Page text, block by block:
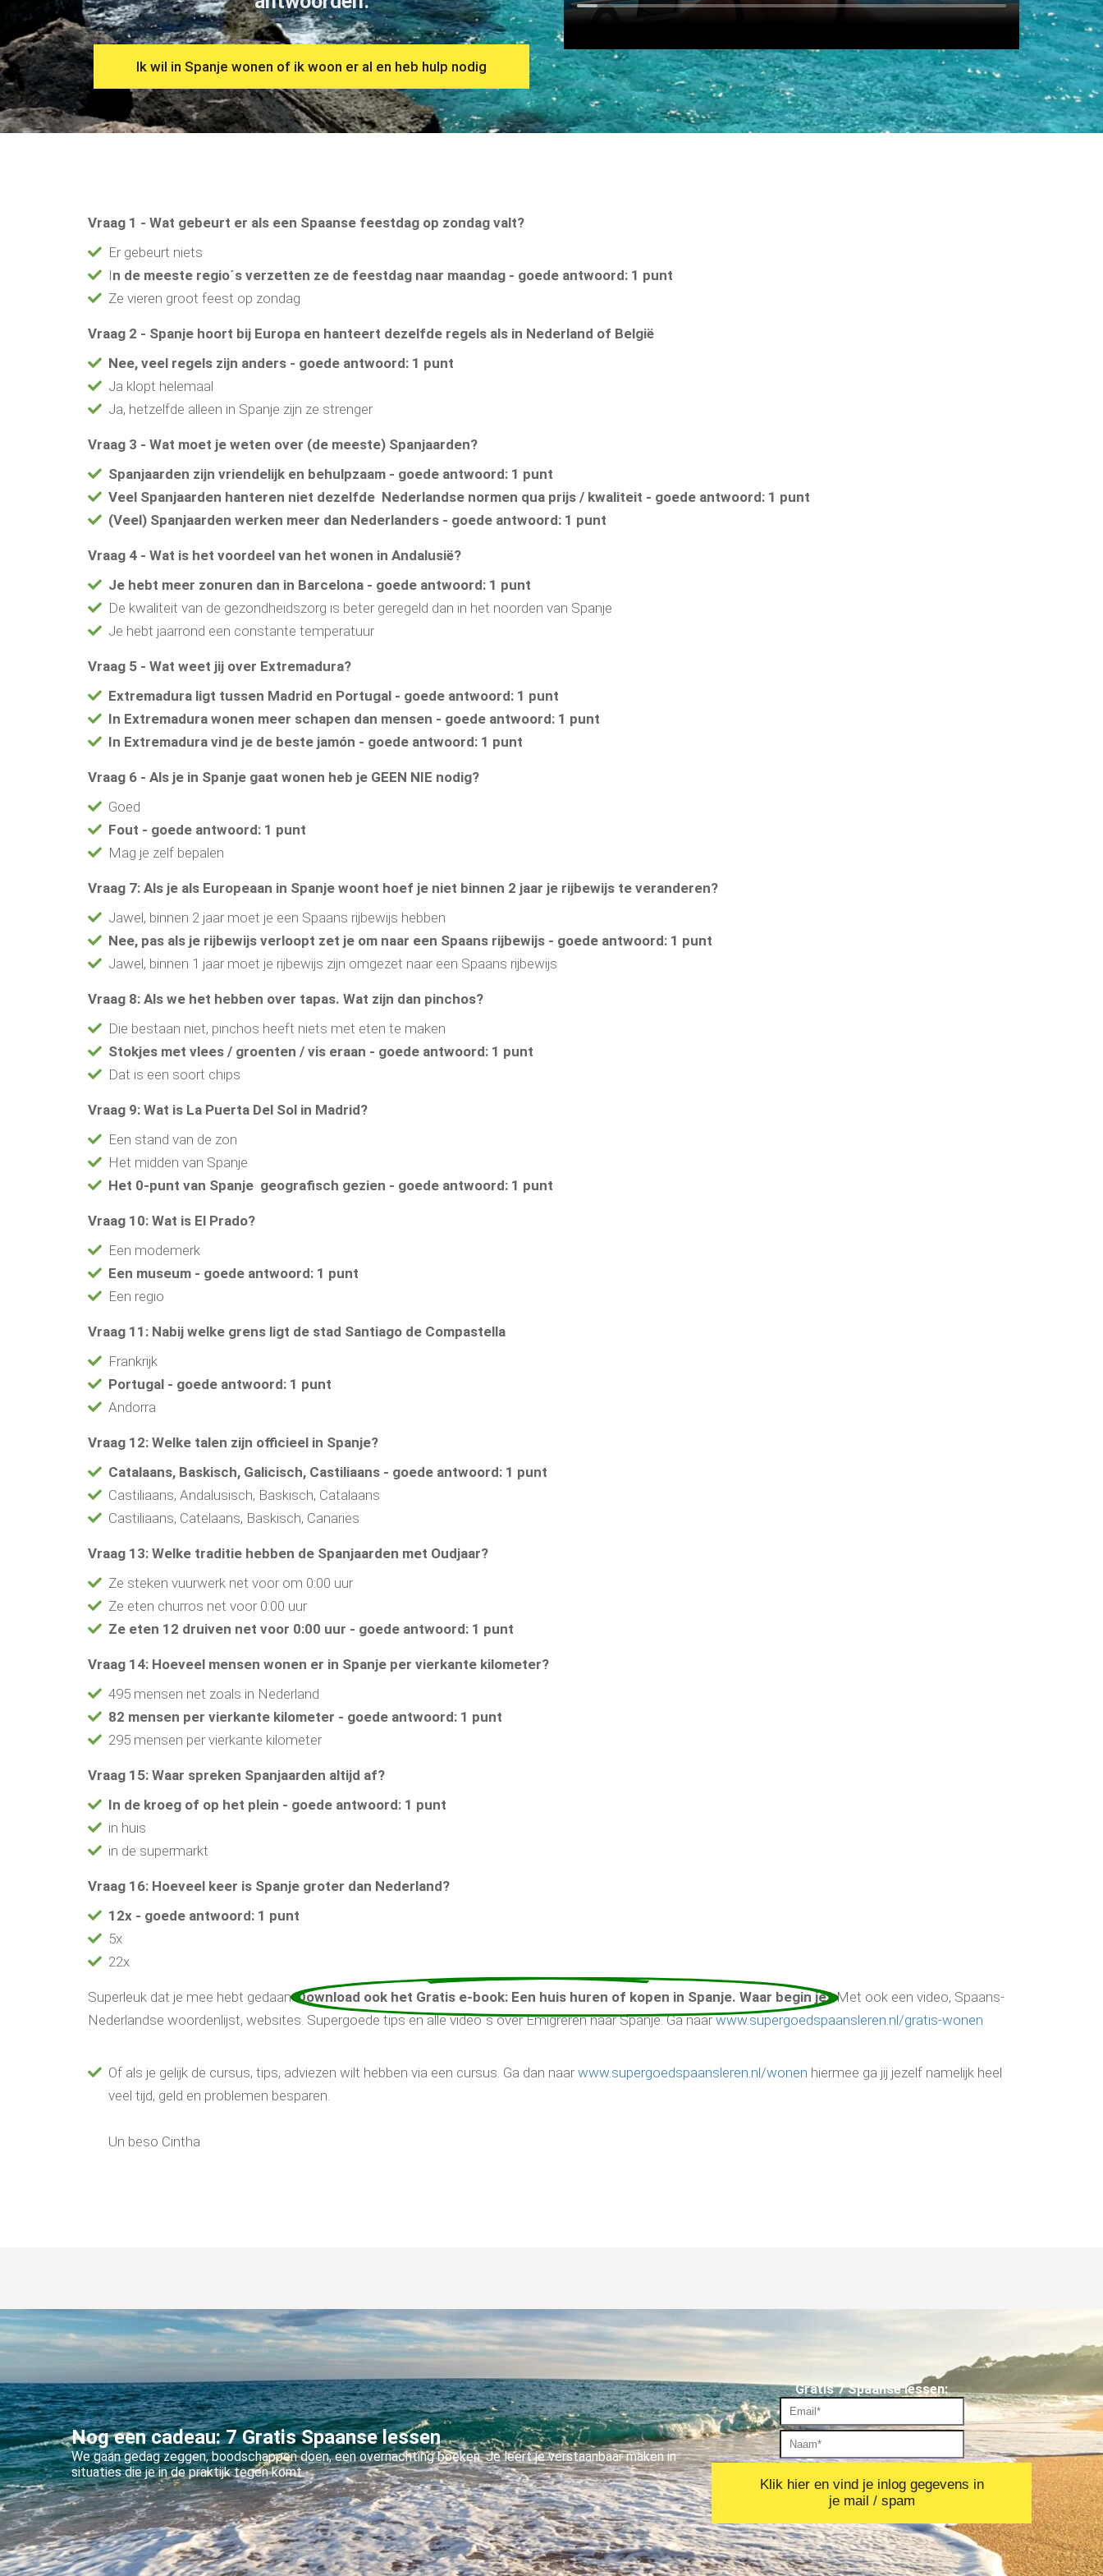
Ik wil in Spanje wonen of ik woon er al en heb hulp nodig
Vraag 1 - Wat gebeurt er als een Spaanse feestdag op zondag valt?
Er gebeurt niets
In de meeste regio´s verzetten ze de feestdag naar maandag - goede antwoord: 1 punt
Ze vieren groot feest op zondag
Vraag 2 - Spanje hoort bij Europa en hanteert dezelfde regels als in Nederland of België
Nee, veel regels zijn anders - goede antwoord: 1 punt
Ja klopt helemaal
Ja, hetzelfde alleen in Spanje zijn ze strenger
Vraag 3 - Wat moet je weten over (de meeste) Spanjaarden?
Spanjaarden zijn vriendelijk en behulpzaam - goede antwoord: 1 punt
Veel Spanjaarden hanteren niet dezelfde Nederlandse normen qua prijs / kwaliteit - goede antwoord: 1 punt
(Veel) Spanjaarden werken meer dan Nederlanders - goede antwoord: 1 punt
Vraag 4 - Wat is het voordeel van het wonen in Andalusië?
Je hebt meer zonuren dan in Barcelona - goede antwoord: 1 punt
De kwaliteit van de gezondheidszorg is beter geregeld dan in het noorden van Spanje
Je hebt jaarrond een constante temperatuur
Vraag 5 - Wat weet jij over Extremadura?
Extremadura ligt tussen Madrid en Portugal - goede antwoord: 1 punt
In Extremadura wonen meer schapen dan mensen - goede antwoord: 1 punt
In Extremadura vind je de beste jamón - goede antwoord: 1 punt
Vraag 6 - Als je in Spanje gaat wonen heb je GEEN NIE nodig?
Goed
Fout - goede antwoord: 1 punt
Mag je zelf bepalen
Vraag 7: Als je als Europeaan in Spanje woont hoef je niet binnen 2 jaar je rijbewijs te veranderen?
Jawel, binnen 2 jaar moet je een Spaans rijbewijs hebben
Nee, pas als je rijbewijs verloopt zet je om naar een Spaans rijbewijs - goede antwoord: 1 punt
Jawel, binnen 1 jaar moet je rijbewijs zijn omgezet naar een Spaans rijbewijs
Vraag 8: Als we het hebben over tapas. Wat zijn dan pinchos?
Die bestaan niet, pinchos heeft niets met eten te maken
Stokjes met vlees / groenten / vis eraan - goede antwoord: 1 punt
Dat is een soort chips
Vraag 9: Wat is La Puerta Del Sol in Madrid?
Een stand van de zon
Het midden van Spanje
Het 0-punt van Spanje geografisch gezien - goede antwoord: 1 punt
Vraag 10: Wat is El Prado?
Een modemerk
Een museum - goede antwoord: 1 punt
Een regio
Vraag 11: Nabij welke grens ligt de stad Santiago de Compastella
Frankrijk
Portugal - goede antwoord: 1 punt
Andorra
Vraag 12: Welke talen zijn officieel in Spanje?
Catalaans, Baskisch, Galicisch, Castiliaans - goede antwoord: 1 punt
Castiliaans, Andalusisch, Baskisch, Catalaans
Castiliaans, Catelaans, Baskisch, Canaries
Vraag 13: Welke traditie hebben de Spanjaarden met Oudjaar?
Ze steken vuurwerk net voor om 0:00 uur
Ze eten churros net voor 0:00 uur
Ze eten 12 druiven net voor 0:00 uur - goede antwoord: 1 punt
Vraag 14: Hoeveel mensen wonen er in Spanje per vierkante kilometer?
495 mensen net zoals in Nederland
82 mensen per vierkante kilometer - goede antwoord: 1 punt
295 mensen per vierkante kilometer
Vraag 15: Waar spreken Spanjaarden altijd af?
In de kroeg of op het plein - goede antwoord: 1 punt
in huis
in de supermarkt
Vraag 16: Hoeveel keer is Spanje groter dan Nederland?
12x - goede antwoord: 1 punt
5x
22x
Superleuk dat je mee hebt gedaan.Download ook het Gratis e-book: Een huis huren of kopen in Spanje. Waar begin je?Met ook een video, Spaans-
Nederlandse woordenlijst, websites. Supergoede tips en alle video´s over Emigreren naar Spanje. Ga naarwww.supergoedspaansleren.nl/gratis-wonen
Of als je gelijk de cursus, tips, adviezen wilt hebben via een cursus. Ga dan naar www.supergoedspaansleren.nl/wonen hiermee ga jij jezelf namelijk heel
veel tijd, geld en problemen besparen.
Un beso Cintha
Nog een cadeau:7 Gratis Spaanse lessen
We gaan gedag zeggen, boodschappen doen, een overnachting boeken. Je leert je verstaanbaar maken in
situaties die je in de praktijk tegen komt.
Gratis 7 Spaanse lessen:
Klik hier en vind je inlog gegevens in
je mail / spam
opslaan